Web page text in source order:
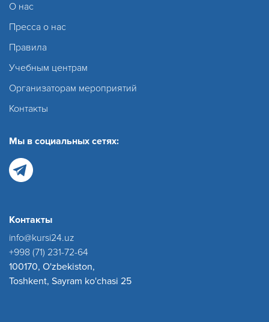
О нас
Пресса о нас
Правила
Учебным центрам
Организаторам мероприятий
Контакты
Мы в социальных сетях:
Контакты
info@kursi24.uz
+998 (71) 231-72-64
100170, O'zbekiston,
Toshkent, Sayram ko'chasi 25